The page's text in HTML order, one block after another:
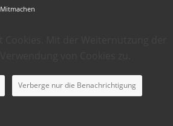
Mitmachen
Verberge nur die Benachrichtigung